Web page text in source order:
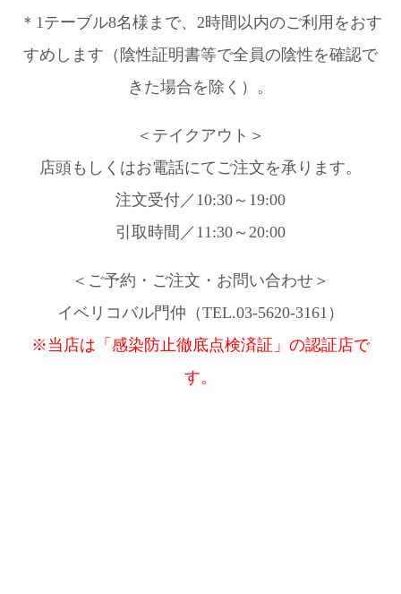
＊1テーブル8名様まで、2時間以内のご利用をおす
すめします（陰性証明書等で全員の陰性を確認で
きた場合を除く）。
＜テイクアウト＞
店頭もしくはお電話にてご注文を承ります。
注文受付／10:30～19:00
引取時間／11:30～20:00
＜ご予約・ご注文・お問い合わせ＞
イベリコバル門仲（TEL.03-5620-3161）
※当店は「感染防止徹底点検済証」の認証店で
す。